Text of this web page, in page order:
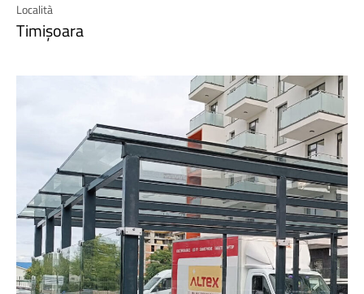
Località
Timișoara